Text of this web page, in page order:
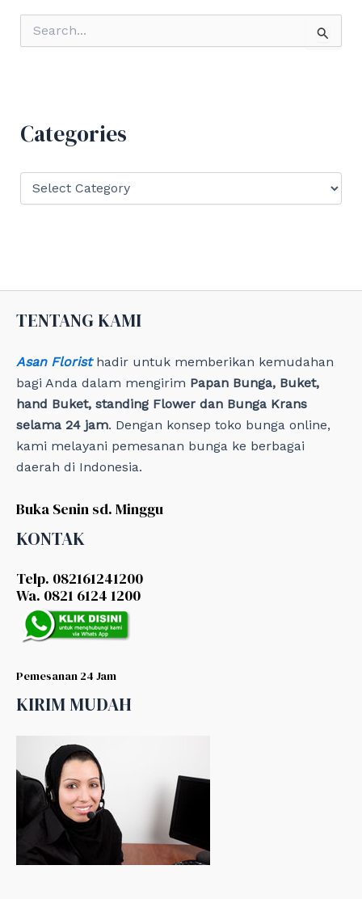
o
Categories
i
s
TENTANG KAMI
Asan Floristhadir untuk memberikan kemudahan
bagi Anda dalam mengirim Papan Bunga, Buket,
hand Buket, standing Flower dan Bunga Krans
selama 24 jam. Dengan konsep toko bunga online,
kami melayani pemesanan bunga ke berbagai
daerah di Indonesia.
Buka Senin sd. Minggu
KONTAK
Telp. 082161241200
Wa. 0821 6124 1200
Pemesanan 24 Jam
KIRIM MUDAH